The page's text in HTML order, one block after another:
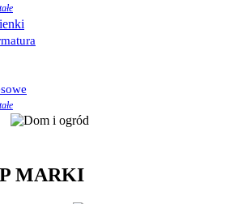
MARKI